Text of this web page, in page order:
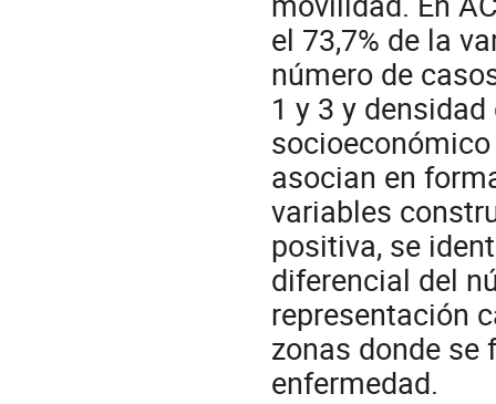
el 73,7% de la
número de
1 y 3 y
asocian en
variables
positiva, se
diferencial del
representación
zonas donde se
enfermedad.